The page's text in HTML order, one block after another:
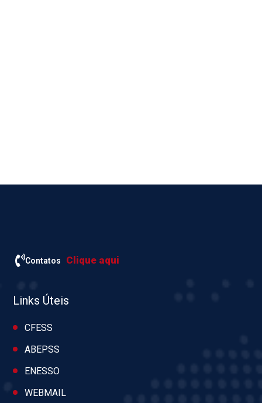
Contatos Clique aqui
Links Úteis
CFESS
ABEPSS
ENESSO
WEBMAIL